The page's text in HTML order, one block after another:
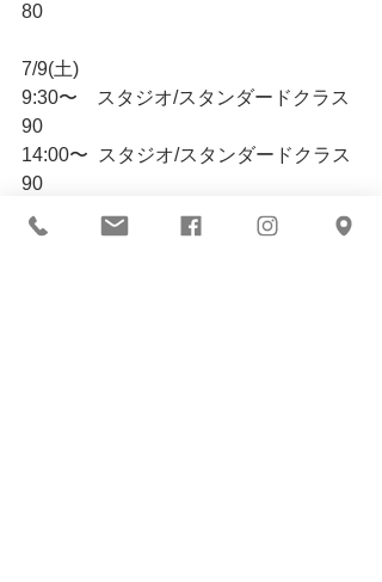
80
7/9(土)
9:30〜　スタジオ/スタンダードクラス
90
14:00〜  スタジオ/スタンダードクラス
90
￼